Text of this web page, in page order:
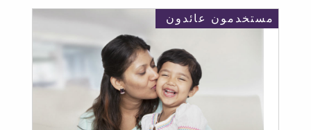
مستخدمون عائدون